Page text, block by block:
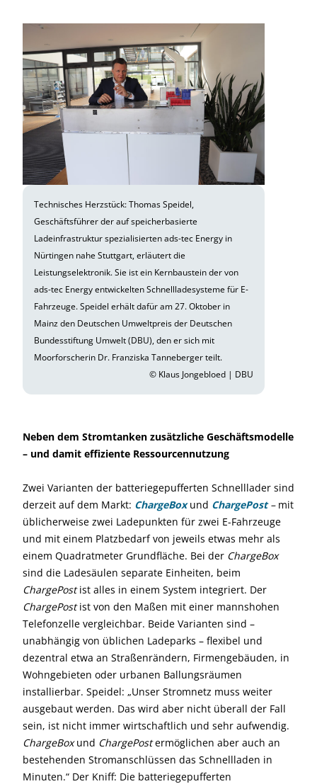
Technisches Herzstück: Thomas Speidel,
Geschäftsführer der auf speicherbasierte
Ladeinfrastruktur spezialisierten ads-tec Energy in
Nürtingen nahe Stuttgart, erläutert die
Leistungselektronik. Sie ist ein Kernbaustein der von
ads-tec Energy entwickelten Schnellladesysteme für E-
Fahrzeuge. Speidel erhält dafür am 27. Oktober in
Mainz den Deutschen Umweltpreis der Deutschen
Bundesstiftung Umwelt (DBU), den er sich mit
Moorforscherin Dr. Franziska Tanneberger teilt.
© Klaus Jongebloed | DBU
Neben dem Stromtanken zusätzliche Geschäftsmodelle
– und damit effiziente Ressourcennutzung
Zwei Varianten der batteriegepufferten Schnelllader sind
derzeit auf dem Markt: ChargeBoxund ChargePost–mit
üblicherweise zwei Ladepunkten für zwei E-Fahrzeuge
und mit einem Platzbedarf von jeweils etwas mehr als
einem Quadratmeter Grundfläche. Bei der ChargeBox
sind die Ladesäulen separate Einheiten, beim
ChargePostist alles in einem System integriert. Der
ChargePostist von den Maßen mit einer mannshohen
Telefonzelle vergleichbar. Beide Varianten sind –
unabhängig von üblichen Ladeparks – flexibel und
dezentral etwa an Straßenrändern, Firmengebäuden, in
Wohngebieten oder urbanen Ballungsräumen
installierbar. Speidel: „Unser Stromnetz muss weiter
ausgebaut werden. Das wird aber nicht überall der Fall
sein, ist nicht immer wirtschaftlich und sehr aufwendig.
ChargeBoxund ChargePostermöglichen aber auch an
bestehenden Stromanschlüssen das Schnellladen in
Minuten.“ Der Kniff: Die batteriegepufferten